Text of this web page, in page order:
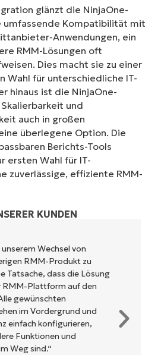
glänzt die NinjaOne-
umfassende Kompatibilität mit
Anwendungen, ein
RMM-Lösungen oft
Dies macht sie zu einer
Wahl für unterschiedliche IT-
hinaus ist die NinjaOne-
und
auch in großen
überlegene Option. Die
Berichts-Tools
ersten Wahl für IT-
zuverlässige, effiziente RMM-
KUNDEN
von
zu
Lösung
den
und
Steuerung.
klar